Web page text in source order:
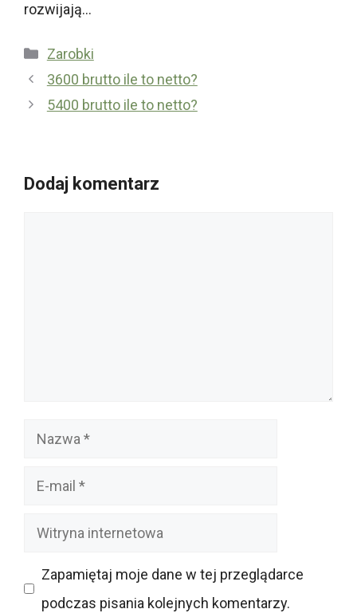
rozwijają…
Kategorie
Zarobki
3600 brutto ile to netto?
5400 brutto ile to netto?
Dodaj komentarz
Nazwa
Witryna
Zapamiętaj moje dane w tej przeglądarce
podczas pisania kolejnych komentarzy.